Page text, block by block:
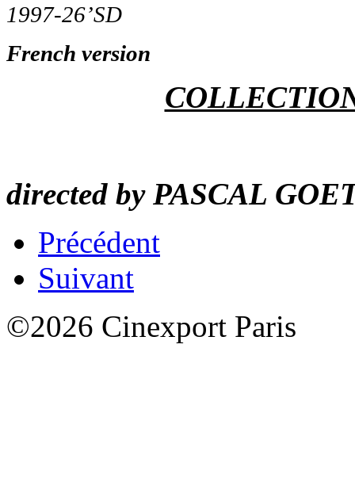
1997-26’SD
French version
directed by PASCAL
Précédent
Suivant
©2026 Cinexport Paris